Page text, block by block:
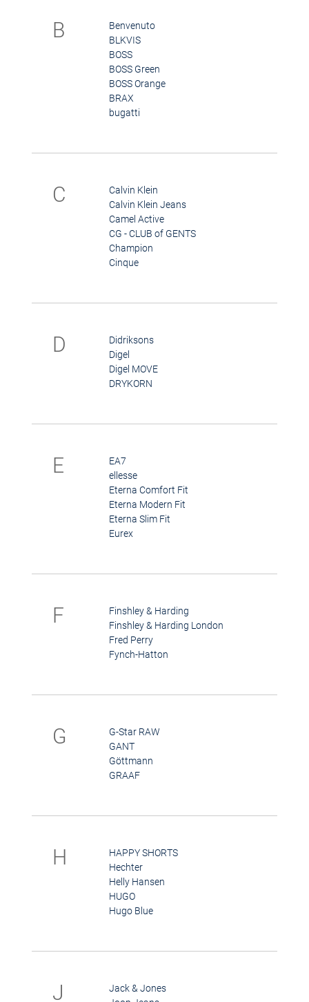
B
Benvenuto
BLKVIS
BOSS
BOSS Green
BOSS Orange
BRAX
bugatti
C
Calvin Klein
Calvin Klein Jeans
Camel Active
CG - CLUB of GENTS
Champion
Cinque
D
Didriksons
Digel
Digel MOVE
DRYKORN
E
EA7
ellesse
Eterna Comfort Fit
Eterna Modern Fit
Eterna Slim Fit
Eurex
F
Finshley & Harding
Finshley & Harding London
Fred Perry
Fynch-Hatton
G
G-Star RAW
GANT
Göttmann
GRAAF
H
HAPPY SHORTS
Hechter
Helly Hansen
HUGO
Hugo Blue
J
Jack & Jones